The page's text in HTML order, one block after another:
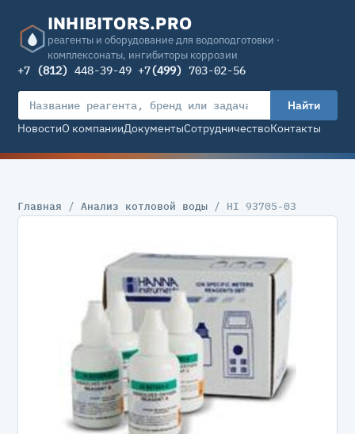
INHIBITORS.PRO
реагенты и оборудование для водоподготовки ·
комплексонаты, ингибиторы коррозии
+7 (812) 448-39-49 +7(499) 703-02-56
Найти
НовостиО компанииДокументыСотрудничествоКонтакты
Главная / Анализ котловой воды / HI 93705-03